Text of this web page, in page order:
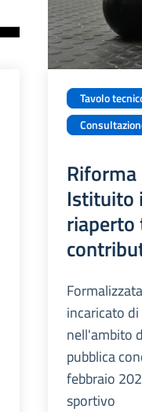
Tavolo
Istituito
riaperto
incaricato
nell'ambito
pubblica
febbraio
sportivo